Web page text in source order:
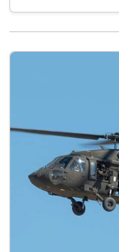
dans le cadre